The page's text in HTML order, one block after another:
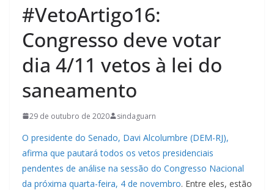
#VetoArtigo16:
Congresso deve votar
dia 4/11 vetos à lei do
saneamento
29 de outubro de 2020 sindaguarn
O presidente do Senado, Davi Alcolumbre (DEM-RJ),
afirma que pautará todos os vetos presidenciais
pendentes de análise na sessão do Congresso Nacional
da próxima quarta-feira, 4 de novembro. Entre eles, estão